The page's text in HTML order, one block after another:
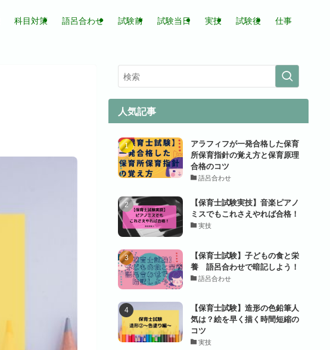
科目対策 語呂合わせ 試験前 試験当日 実技 試験後 仕事
人気記事
アラフィフが一発合格した保育
所保育指針の覚え方と保育原理
合格のコツ
語呂合わせ
【保育士試験実技】音楽ピアノ
ミスでもこれさえやれば合格！
実技
【保育士試験】子どもの食と栄
養 語呂合わせで暗記しよう！
語呂合わせ
【保育士試験】造形の色鉛筆人
気は？絵を早く描く時間短縮の
コツ
実技